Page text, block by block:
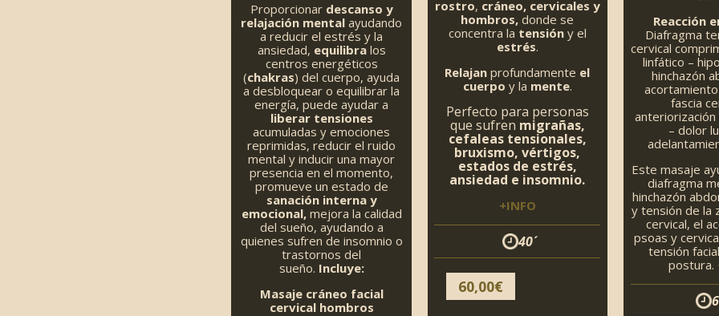
Proporcionar descanso y
relajación mental ayudando
a reducir el estrés y la
ansiedad, equilibralos
centros energéticos
(chakras) del cuerpo, ayuda
a desbloquear o equilibrar la
energía, puede ayudar a
liberar tensiones
acumuladas y emociones
reprimidas, reducir el ruido
mental y inducir una mayor
presencia en el momento,
promueve un estado de
sanación interna y
emocional,mejora la calidad
del sueño, ayudando a
quienes sufren de insomnio o
trastornos del
sueño. Incluye:
Masaje cráneo facial
cervical hombros
rostro, cráneo, cervicales y
hombros,donde se
concentra la tensióny el
estrés.
Relajanprofundamente el
cuerpo y la mente.
Perfecto para personas
que sufren migrañas,
cefaleas tensionales,
bruxismo, vértigos,
estados de estrés,
ansiedad e insomnio.
+INFO
40´
60,00€
Reacción
Diafragma
cervical
linfático –
hinchazón
fascia
– dolor
Este masaje
diafragma
hinchazón
y tensión de la
cervical, el
psoas y
tensión
postura.